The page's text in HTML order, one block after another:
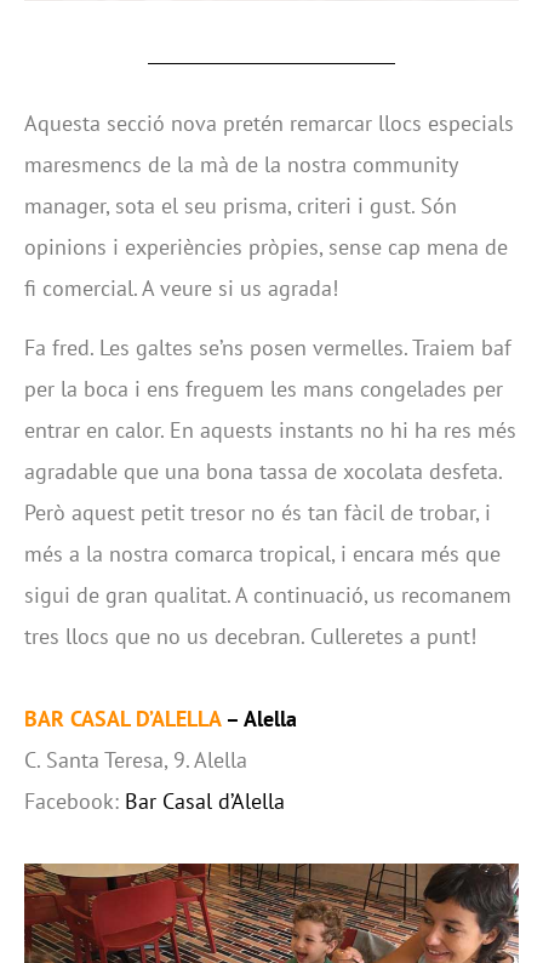
Aquesta secció nova pretén remarcar llocs especials
maresmencs de la mà de la nostra community
manager, sota el seu prisma, criteri i gust. Són
opinions i experiències pròpies, sense cap mena de
fi comercial. A veure si us agrada!
Fa fred. Les galtes se’ns posen vermelles. Traiem baf
per la boca i ens freguem les mans congelades per
entrar en calor. En aquests instants no hi ha res més
agradable que una bona tassa de xocolata desfeta.
Però aquest petit tresor no és tan fàcil de trobar, i
més a la nostra comarca tropical, i encara més que
sigui de gran qualitat. A continuació, us recomanem
tres llocs que no us decebran. Culleretes a punt!
BAR CASAL D’ALELLA– Alella
C. Santa Teresa, 9. Alella
Facebook: Bar Casal d’Alella